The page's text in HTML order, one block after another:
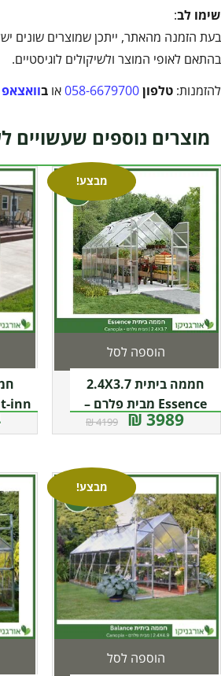
שימו לב:
בעת הזמנה מהאתר, ייתכן שמוצרים שונים
בהתאם לאופי המוצר ולשיקולים לוגיסטיים.
להזמנות: טלפון058-6679700או בוואצאפ
מוצרים נוספים שעשויים
מבצע!
חממה ביתית 2.4X3.7
Essence מבית פלרם –
Canopia
3989 ₪
4199 ₪
הוספה לסל
מבצע!
הוספה לסל